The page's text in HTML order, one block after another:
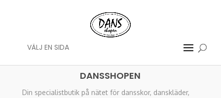
VÄLJ EN SIDA
DANSSHOPEN
Din specialistbutik på nätet för dansskor, danskläder,